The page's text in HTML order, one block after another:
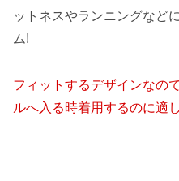
ットネスやランニングなど
ム!
フィットするデザインなの
ルへ入る時着用するのに適